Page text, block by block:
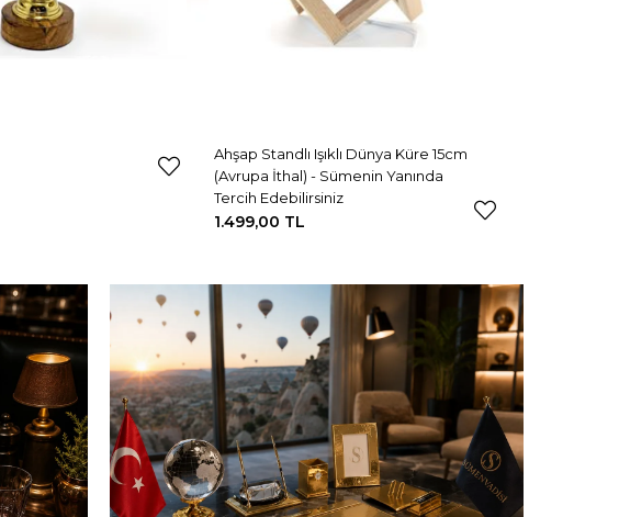
Ahşap Standlı Işıklı Dünya Küre 15cm
(Avrupa İthal) - Sümenin Yanında
Tercih Edebilirsiniz
1.499,00 TL